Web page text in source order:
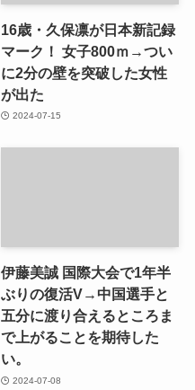
16歳・久保凛が日本新記録
マーク！ 女子800ｍ→つい
に2分の壁を突破した女性
が出た
2024-07-15
伊藤美誠 国際大会で1年半
ぶりの復活V→中国選手と
五分に渡り合えるところま
で上がることを期待した
い。
2024-07-08